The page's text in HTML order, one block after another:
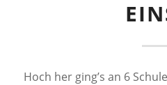
Hoch her ging’s an 6